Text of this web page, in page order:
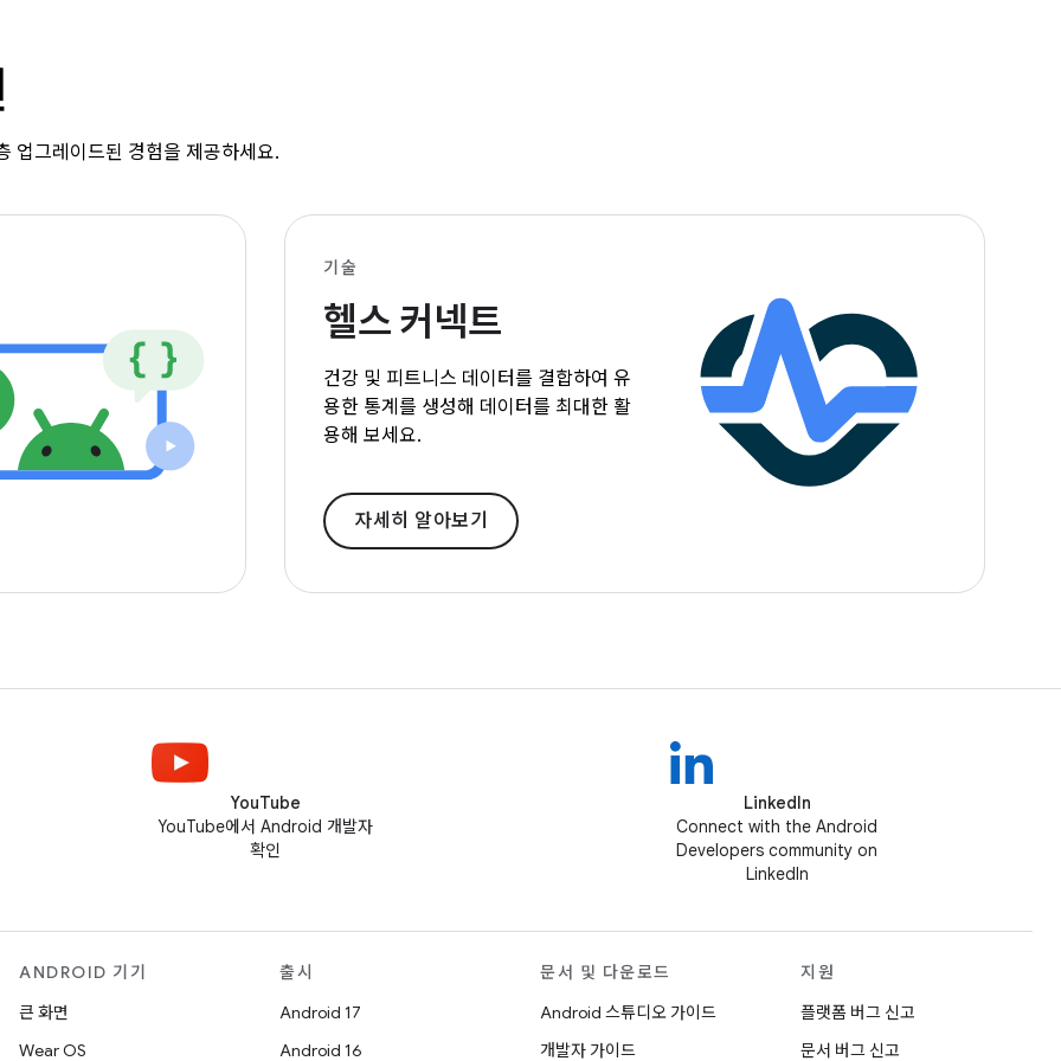
업그레이드된 경험을 제공하세요.
기술
헬스 커넥트
건강 및 피트니스 데이터를 결합하여 유
용한 통계를 생성해 데이터를 최대한 활
용해 보세요.
자세히 알아보기
YouTube
YouTube에서 Android 개발자
확인
LinkedIn
Connect with the Android
Developers community on
LinkedIn
ANDROID 기기
큰 화면
Wear OS
출시
Android 17
Android 16
문서 및 다운로드
Android 스튜디오 가이드
개발자 가이드
지원
플랫폼 버그 신고
문서 버그 신고